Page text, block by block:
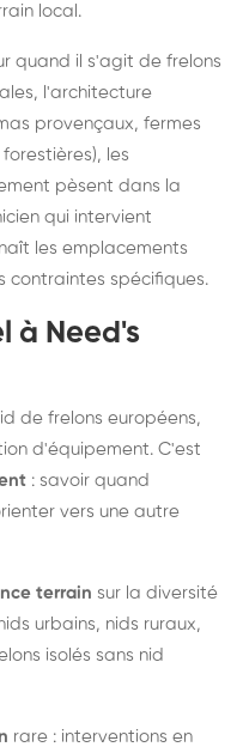
local.
quand il s'agit de frelons
l'architecture
provençaux, fermes
les
pèsent dans la
qui intervient
les emplacements
contraintes spécifiques.
à Need's
de frelons européens,
d'équipement. C'est
: savoir quand
vers une autre
terrain sur la diversité
urbains, nids ruraux,
isolés sans nid
rare : interventions en